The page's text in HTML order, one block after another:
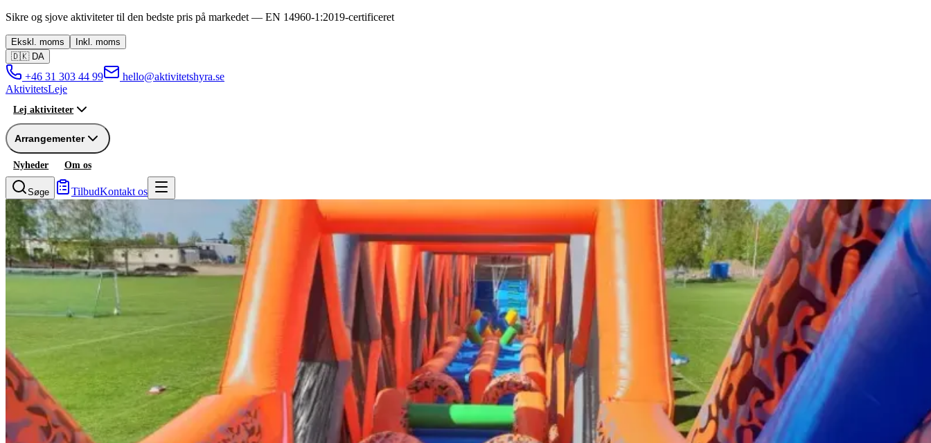
Sikre og sjove aktiviteter til den bedste pris på markedet — EN 14960-1:2019-certificeret
Ekskl. moms Inkl. moms
🇩🇰 DA
+46 31 303 44 99
hello@aktivitetshyra.se
AktivitetsLeje
Lej aktiviteter
Arrangementer
Nyheder Om os
Søge TilbudKontakt os